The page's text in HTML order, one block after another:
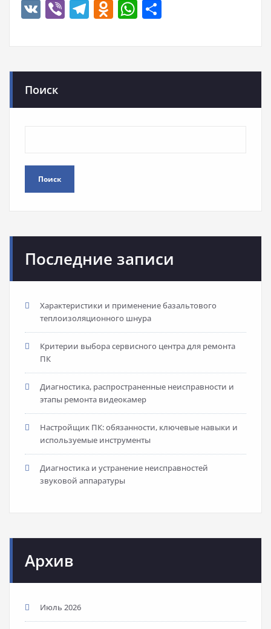
VK ViberTelegram
Odnoklassniki
WhatsApp
Поиск
Поиск
Последние записи
Характеристики и применение базальтового
теплоизоляционного шнура
Критерии выбора сервисного центра для ремонта
ПК
Диагностика, распространенные неисправности и
этапы ремонта видеокамер
Настройщик ПК: обязанности, ключевые навыки и
используемые инструменты
Диагностика и устранение неисправностей
звуковой аппаратуры
Архив
Июль 2026